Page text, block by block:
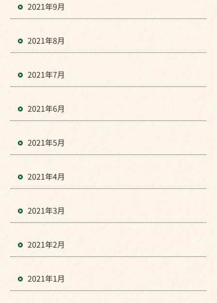
2021年9月
2021年8月
2021年7月
2021年6月
2021年5月
2021年4月
2021年3月
2021年2月
2021年1月